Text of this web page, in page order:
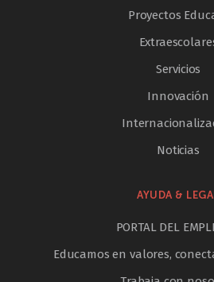
Proyectos
Servicios
Innovación
Noticias
AYUDA &
PORTAL DEL
Educamos en valores,